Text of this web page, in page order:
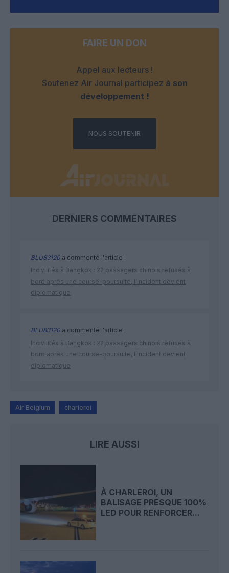
FAIRE UN DON
Appel aux lecteurs !
Soutenez Air Journal participez à son
développement !
NOUS SOUTENIR
DERNIERS COMMENTAIRES
BLU83120 a commenté l'article :
Incivilités à Bangkok : 22 passagers chinois refusés à
bord après une course-poursuite, l’incident devient
diplomatique
BLU83120 a commenté l'article :
Incivilités à Bangkok : 22 passagers chinois refusés à
bord après une course-poursuite, l’incident devient
diplomatique
Air Belgium charleroi
LIRE AUSSI
À CHARLEROI, UN
BALISAGE PRESQUE 100%
LED POUR RENFORCER...